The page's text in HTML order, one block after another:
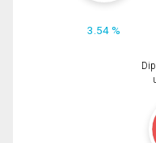
3.54 %